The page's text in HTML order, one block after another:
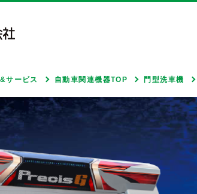
ービス 門型洗車機
高圧洗浄機
ごあいさつ
サステナビリティ
新卒採用情報 キ
サービス 自動車関連機器TOP 門型洗車機